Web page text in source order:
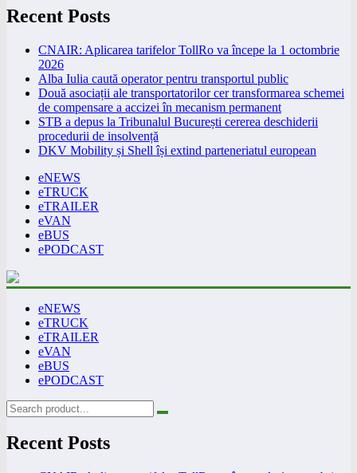
Recent Posts
CNAIR: Aplicarea tarifelor TollRo va începe la 1 octombrie
2026
Alba Iulia caută operator pentru transportul public
Două asociații ale transportatorilor cer transformarea schemei
de compensare a accizei în mecanism permanent
STB a depus la Tribunalul București cererea deschiderii
procedurii de insolvență
DKV Mobility și Shell își extind parteneriatul european
eNEWS
eTRUCK
eTRAILER
eVAN
eBUS
ePODCAST
eNEWS
eTRUCK
eTRAILER
eVAN
eBUS
ePODCAST
Recent Posts